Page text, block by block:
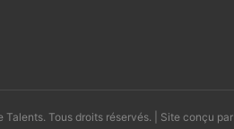
Talents. Tous droits réservés. | Site conçu par